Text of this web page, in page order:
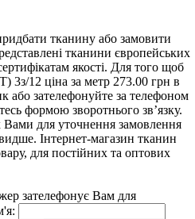
тканину або замовити
тканини європейських
якості. Для того щоб
12 ціна за метр 273.00 грн в
або зателефонуйте за телефоном
формою зворотнього зв’язку.
для уточнення замовлення
Інтернет-магазин тканин
для постійних та оптових
зателефонує Вам для